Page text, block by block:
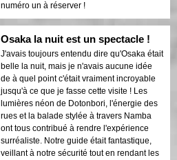
numéro un à réserver !
Osaka la nuit est un spectacle !
J'avais toujours entendu dire qu'Osaka était
belle la nuit, mais je n'avais aucune idée
de à quel point c'était vraiment incroyable
jusqu'à ce que je fasse cette visite ! Les
lumières néon de Dotonbori, l'énergie des
rues et la balade stylée à travers Namba
ont tous contribué à rendre l'expérience
surréaliste. Notre guide était fantastique,
veillant à notre sécurité tout en rendant les